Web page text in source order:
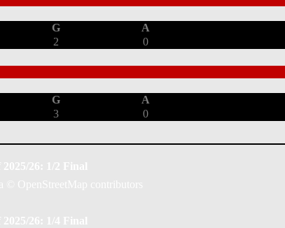
G A
2
0
G A
3
0